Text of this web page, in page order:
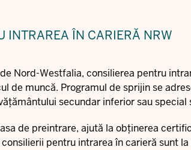
INTRAREA ÎN CARIERĂ NRW
Nord-Westfalia, consilierea pentru
de muncă. Programul de sprijin se
secundar inferior sau
de preintrare, ajută la obținerea
pentru intrarea în carieră sunt